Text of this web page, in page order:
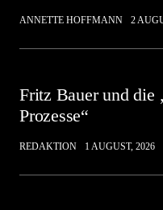
ANNETTE HOFFMANN 2
Fritz Bauer und die
Prozesse“
REDAKTION 1 AUGUST, 2026